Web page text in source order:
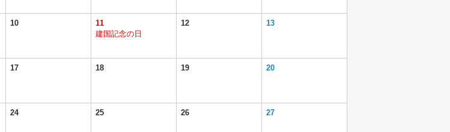
10
11
建国記念の日
12 13
17 18 19 20
24 25 26 27